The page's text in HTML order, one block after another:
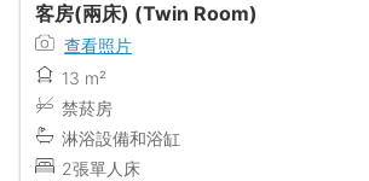
客房(兩床) (Twin Room)
查看照片
13 m²
禁菸房
淋浴設備和浴缸
2張單人床